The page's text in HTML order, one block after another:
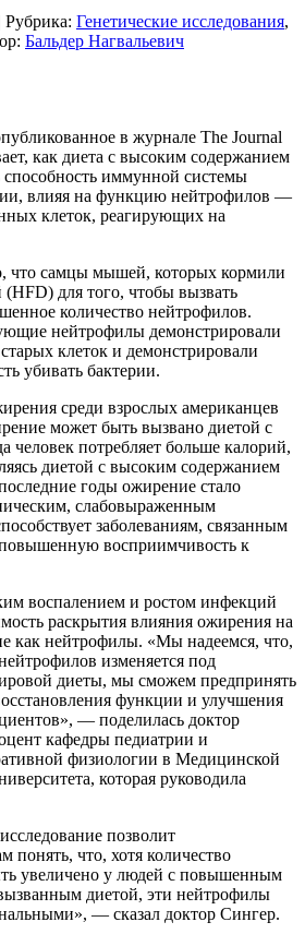
| Рубрика: Генетические исследования,
Бальдер Нагвальевич
в журнале The Journal
как диета с высоким содержанием
иммунной системы
влияя на функцию нейтрофилов —
клеток, реагирующих на
что самцы мышей, которых кормили
для того, чтобы вызвать
количество нейтрофилов.
нейтрофилы демонстрировали
клеток и демонстрировали
убивать бактерии.
среди взрослых американцев
может быть вызвано диетой с
человек потребляет больше калорий,
диетой с высоким содержанием
годы ожирение стало
слабовыраженным
заболеваниям, связанным
восприимчивость к
воспалением и ростом инфекций
раскрытия влияния ожирения на
как нейтрофилы. «Мы надеемся, что,
изменяется под
диеты, мы сможем предпринять
функции и улучшения
— поделилась доктор
кафедры педиатрии и
физиологии в Медицинской
которая руководила
позволит
понять, что, хотя количество
увеличено у людей с повышенным
диетой, эти нейтрофилы
— сказал доктор Сингер.